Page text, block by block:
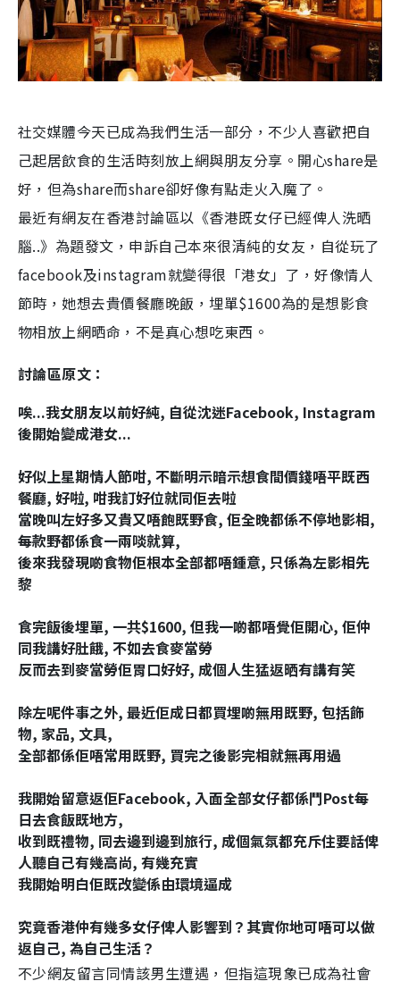
社交媒體今天已成為我們生活一部分，不少人喜歡把自
己起居飲食的生活時刻放上網與朋友分享。 開心share是
好，但為share而share卻好像有點走火入魔了。
最近有網友在香港討論區以《香港既女仔已經俾人洗晒
腦..》為題發文，申訴自己本來很清純的女友，自從玩了
facebook及instagram就變得很「港女」了，好像情人
節時，她想去貴價餐廳晚飯，埋單$1600為的是想影食
物相放上網晒命，不是真心想吃東西。
討論區原文：
唉...我女朋友以前好純, 自從沈迷Facebook, Instagram
後開始變成港女...
好似上星期情人節咁, 不斷明示暗示想食間價錢唔平既西
餐廳, 好啦, 咁我訂好位就同佢去啦
當晚叫左好多又貴又唔飽既野食, 佢全晚都係不停地影相,
每款野都係食一兩啖就算,
後來我發現啲食物佢根本全部都唔鍾意, 只係為左影相先
黎
食完飯後埋單, 一共$1600, 但我一啲都唔覺佢開心, 佢仲
同我講好肚餓, 不如去食麥當勞
反而去到麥當勞佢胃口好好, 成個人生猛返晒有講有笑
除左呢件事之外, 最近佢成日都買埋啲無用既野, 包括飾
物, 家品, 文具,
全部都係佢唔常用既野, 買完之後影完相就無再用過
我開始留意返佢Facebook, 入面全部女仔都係鬥Post每
日去食飯既地方,
收到既禮物, 同去邊到邊到旅行, 成個氣氛都充斥住要話俾
人聽自己有幾高尚, 有幾充實
我開始明白佢既改變係由環境逼成
究竟香港仲有幾多女仔俾人影響到？其實你地可唔可以做
返自己, 為自己生活？
不少網友留言同情該男生遭遇，但指這現象已成為社會